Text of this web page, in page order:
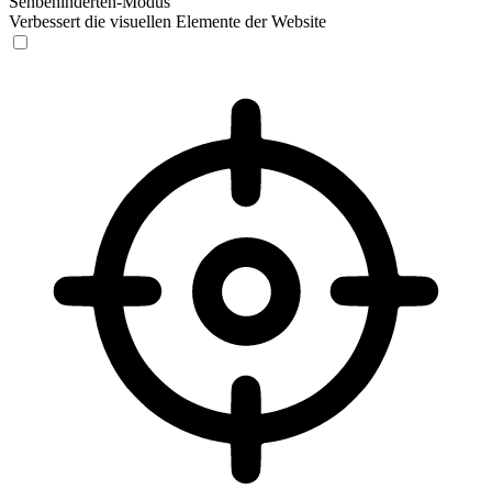
Verbessert die visuellen Elemente der Website